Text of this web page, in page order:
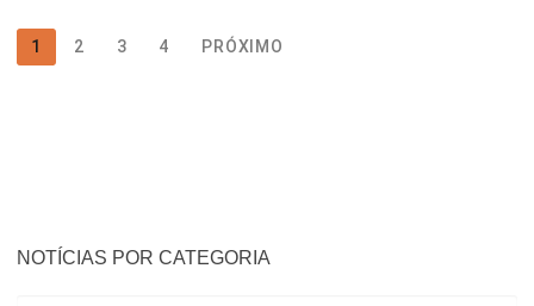
1 2 3 4 PRÓXIMO
NOTÍCIAS POR CATEGORIA